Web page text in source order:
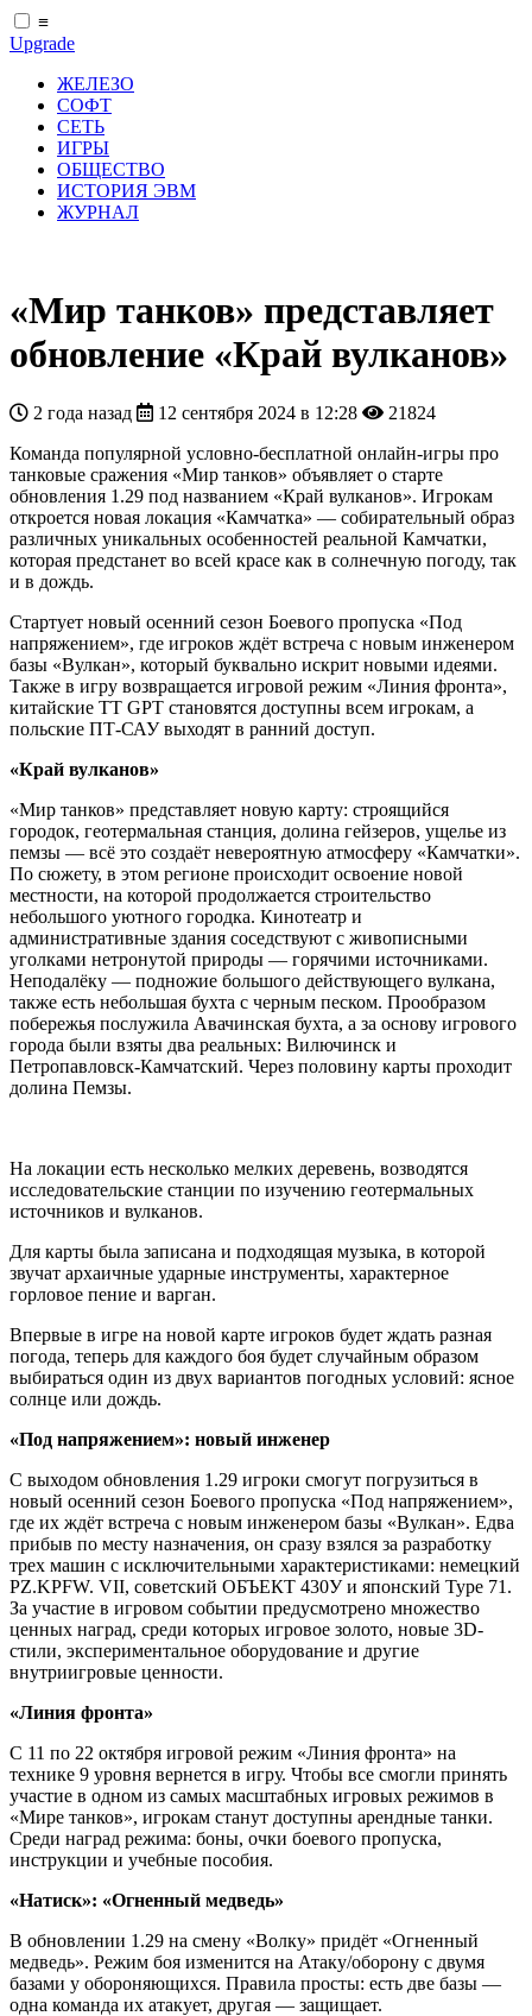
≡
Upgrade
ЖЕЛЕЗО
СОФТ
СЕТЬ
ИГРЫ
ОБЩЕСТВО
ИСТОРИЯ ЭВМ
ЖУРНАЛ
«Мир танков» представляет
обновление «Край вулканов»
2 года назад 12 сентября 2024 в 12:28
21824
Команда популярной условно-бесплатной онлайн-игры про
танковые сражения «Мир танков» объявляет о старте
обновления 1.29 под названием «Край вулканов». Игрокам
откроется новая локация «Камчатка» — собирательный образ
различных уникальных особенностей реальной Камчатки,
которая предстанет во всей красе как в солнечную погоду, так
и в дождь.
Стартует новый осенний сезон Боевого пропуска «Под
напряжением», где игроков ждёт встреча с новым инженером
базы «Вулкан», который буквально искрит новыми идеями.
Также в игру возвращается игровой режим «Линия фронта»,
китайские ТТ GPT становятся доступны всем игрокам, а
польские ПТ-САУ выходят в ранний доступ.
«Край вулканов»
«Мир танков» представляет новую карту: строящийся
городок, геотермальная станция, долина гейзеров, ущелье из
пемзы — всё это создаёт невероятную атмосферу «Камчатки».
По сюжету, в этом регионе происходит освоение новой
местности, на которой продолжается строительство
небольшого уютного городка. Кинотеатр и
административные здания соседствуют с живописными
уголками нетронутой природы — горячими источниками.
Неподалёку — подножие большого действующего вулкана,
также есть небольшая бухта с черным песком. Прообразом
побережья послужила Авачинская бухта, а за основу игрового
города были взяты два реальных: Вилючинск и
Петропавловск-Камчатский. Через половину карты проходит
долина Пемзы.
На локации есть несколько мелких деревень, возводятся
исследовательские станции по изучению геотермальных
источников и вулканов.
Для карты была записана и подходящая музыка, в которой
звучат архаичные ударные инструменты, характерное
горловое пение и варган.
Впервые в игре на новой карте игроков будет ждать разная
погода, теперь для каждого боя будет случайным образом
выбираться один из двух вариантов погодных условий: ясное
солнце или дождь.
«Под напряжением»: новый инженер
С выходом обновления 1.29 игроки смогут погрузиться в
новый осенний сезон Боевого пропуска «Под напряжением»,
где их ждёт встреча с новым инженером базы «Вулкан». Едва
прибыв по месту назначения, он сразу взялся за разработку
трех машин с исключительными характеристиками: немецкий
PZ.KPFW. VII, советский ОБЪЕКТ 430У и японский Type 71.
За участие в игровом событии предусмотрено множество
ценных наград, среди которых игровое золото, новые 3D-
стили, экспериментальное оборудование и другие
внутриигровые ценности.
«Линия фронта»
С 11 по 22 октября игровой режим «Линия фронта» на
технике 9 уровня вернется в игру. Чтобы все смогли принять
участие в одном из самых масштабных игровых режимов в
«Мире танков», игрокам станут доступны арендные танки.
Среди наград режима: боны, очки боевого пропуска,
инструкции и учебные пособия.
«Натиск»: «Огненный медведь»
В обновлении 1.29 на смену «Волку» придёт «Огненный
медведь». Режим боя изменится на Атаку/оборону с двумя
базами у обороняющихся. Правила просты: есть две базы —
одна команда их атакует, другая — защищает.